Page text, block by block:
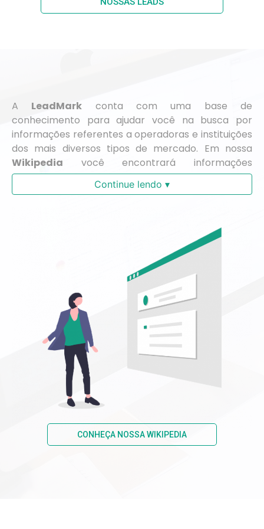
A LeadMark conta com uma base de
conhecimento para ajudar você na busca por
informações referentes a operadoras e instituições
dos mais diversos tipos de mercado. Em nossa
Wikipedia você encontrará informações
separadas por região, facilitando a sua busca.
Precisou do número do telefone de uma
Acesse nossa sessão Wiki e fique bem informado.
Continue lendo ▾
CONHEÇA NOSSA WIKIPEDIA